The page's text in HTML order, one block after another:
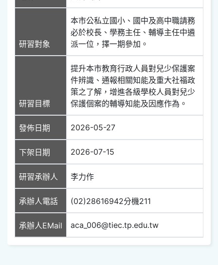
研習對象
本市公私立國小、國中及高中職請務
必於校長、學務主任、輔導主任中遴
派一位，擇一期參加。
研習目標
提升本市教育行政人員對兒少保護案
件辨識、通報相關知能及重大社福政
策之了解，增進各級學校人員對兒少
保護個案的輔導知能及因應作為。
發佈日期 2026-05-27
下架日期 2026-07-15
研習承辦人 李力作
承辦人電話 (02)28616942分機211
承辦人EMail aca_006@tiec.tp.edu.tw